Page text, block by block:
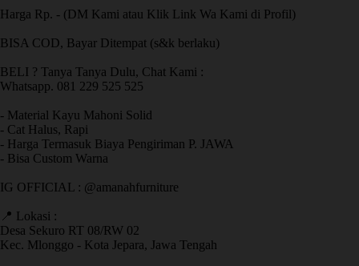
Harga Rp. - (DM Kami atau Klik Link Wa Kami di Profil)
BISA COD, Bayar Ditempat (s&k berlaku)
BELI ? Tanya Tanya Dulu, Chat Kami :
Whatsapp. 081 229 525 525
- Material Kayu Mahoni Solid
- Cat Halus, Rapi
- Harga Termasuk Biaya Pengiriman P. JAWA
- Bisa Custom Warna
IG OFFICIAL : @amanahfurniture
📍 Lokasi :
Desa Sekuro RT 08/RW 02
Kec. Mlonggo - Kota Jepara, Jawa Tengah